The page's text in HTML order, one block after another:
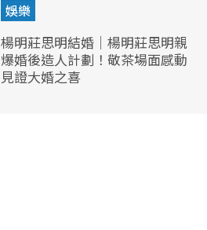
娛樂
楊明莊思明結婚｜楊明莊思明親
爆婚後造人計劃！敬茶場面感動
見證大婚之喜